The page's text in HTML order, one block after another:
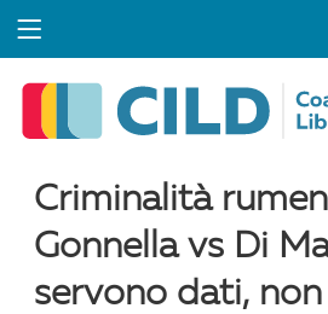
Criminalità
Gonnella vs Di
servono dati,